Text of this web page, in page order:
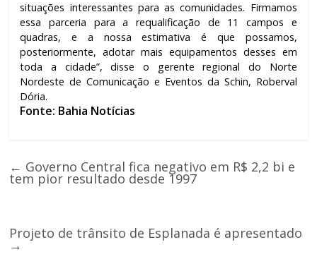
situações interessantes para as comunidades. Firmamos
essa parceria para a requalificação de 11 campos e
quadras, e a nossa estimativa é que possamos,
posteriormente, adotar mais equipamentos desses em
toda a cidade”, disse o gerente regional do Norte
Nordeste de Comunicação e Eventos da Schin, Roberval
Dória.
Fonte: Bahia Notícias
← Governo Central fica negativo em R$ 2,2 bi e
tem pior resultado desde 1997
Projeto de trânsito de Esplanada é apresentado
→